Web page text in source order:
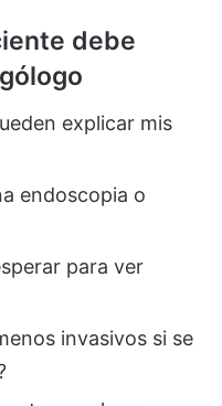
debe
explicar mis
endoscopia o
para ver
invasivos si se